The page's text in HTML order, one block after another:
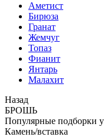
Аметист
Бирюза
Гранат
Жемчуг
Топаз
Фианит
Янтарь
Малахит
Назад
БРОШЬ
Популярные подборки
Камень/вставка